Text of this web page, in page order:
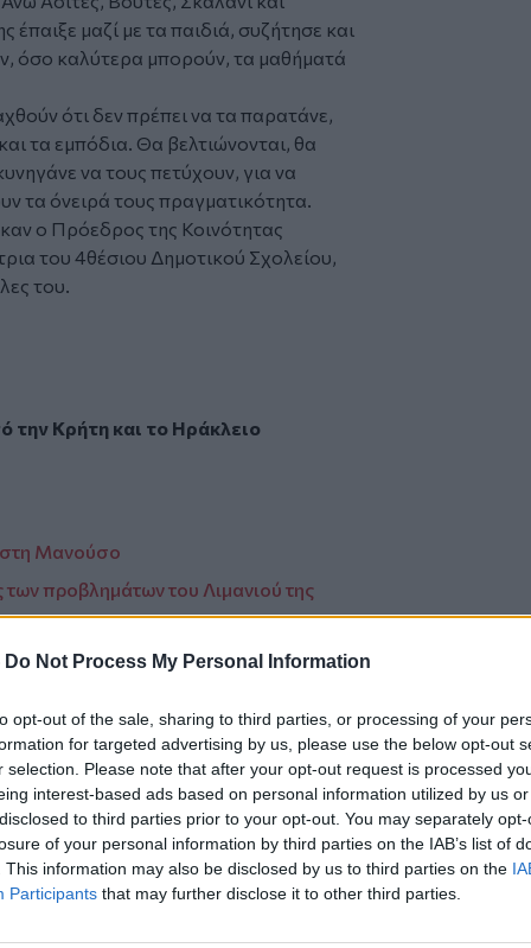
Do Not Process My Personal Information
opt-out of the sale, sharing to third parties, or processing of your
for targeted advertising by us, please use the below opt-out
selection. Please note that after your opt-out request is processed
interest-based ads based on personal information utilized by us
to third parties prior to your opt-out. You may separately
of your personal information by third parties on the IAB’s list of
This information may also be disclosed by us to third parties on the
Participants that may further disclose it to other third parties.
μαζί με τα παιδιά, συζήτησε και
όσο καλύτερα μπορούν, τα μαθήματά
ότι δεν πρέπει να τα παρατάνε,
τα εμπόδια. Θα βελτιώνονται, θα
να τους πετύχουν, για να
τα όνειρά τους πραγματικότητα.
ο Πρόεδρος της Κοινότητας
του 4θέσιου Δημοτικού Σχολείου,
του.
την Κρήτη και το Ηράκλειο
Μανούσο
προβλημάτων του Λιμανιού της
Αν. Κρήτης του Οικονομικού
Google Newsκαι στοFacebook
μας στοYouTube